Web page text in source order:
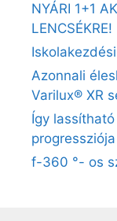
NYÁRI 1+1
LENCSÉKRE!
Azonnali
Varilux® XR
Így
f-360 °- os